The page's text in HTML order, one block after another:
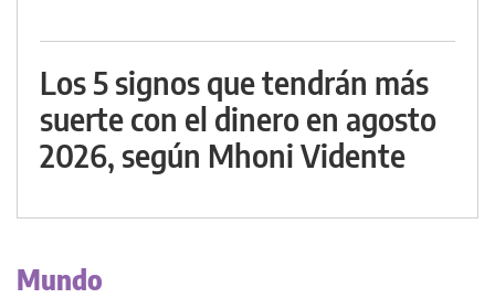
Los 5 signos que tendrán más
suerte con el dinero en agosto
2026, según Mhoni Vidente
Mundo